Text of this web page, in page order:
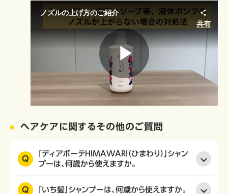
ノズルの上げ方のご紹介
共有
Play
Video
ヘアケアに関するその他のご質問
Q
「ディアボーテHIMAWARI（ひまわり）」シャン
プーは、何歳から使えますか。
Q 「いち髪」シャンプーは、何歳から使えますか。